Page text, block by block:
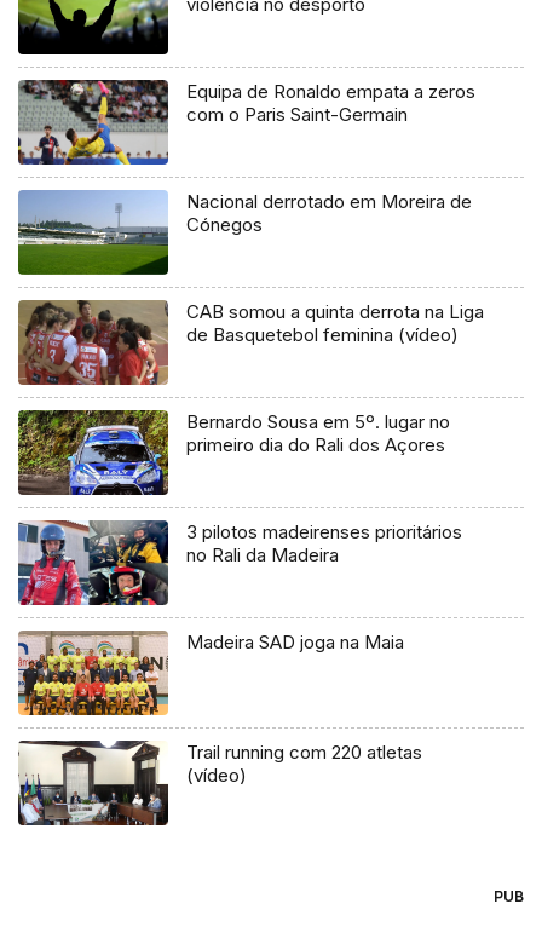
Equipa de Ronaldo empata a zeros
com o Paris Saint-Germain
Nacional derrotado em Moreira de
Cónegos
CAB somou a quinta derrota na Liga
de Basquetebol feminina (vídeo)
Bernardo Sousa em 5º. lugar no
primeiro dia do Rali dos Açores
3 pilotos madeirenses prioritários
no Rali da Madeira
Madeira SAD joga na Maia
Trail running com 220 atletas
(vídeo)
PUB